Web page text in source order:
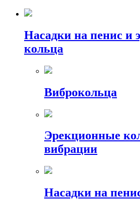
Насадки на пенис и
кольца
Виброкольца
Эрекционные
вибрации
Насадки на